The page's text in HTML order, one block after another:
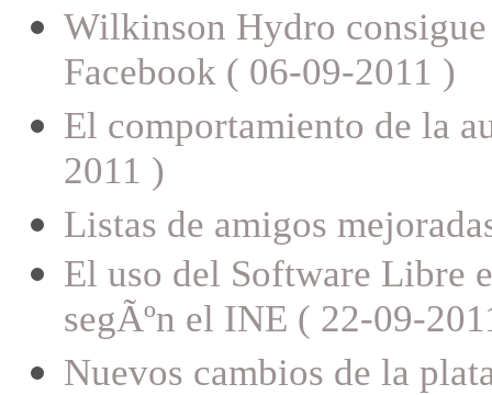
Wilkinson Hydro
Facebook ( 06-09-2011 )
El comportamiento de la
2011 )
Listas de amigos
El uso del Software Libre
segÃºn el INE ( 22-09-
Nuevos cambios de la